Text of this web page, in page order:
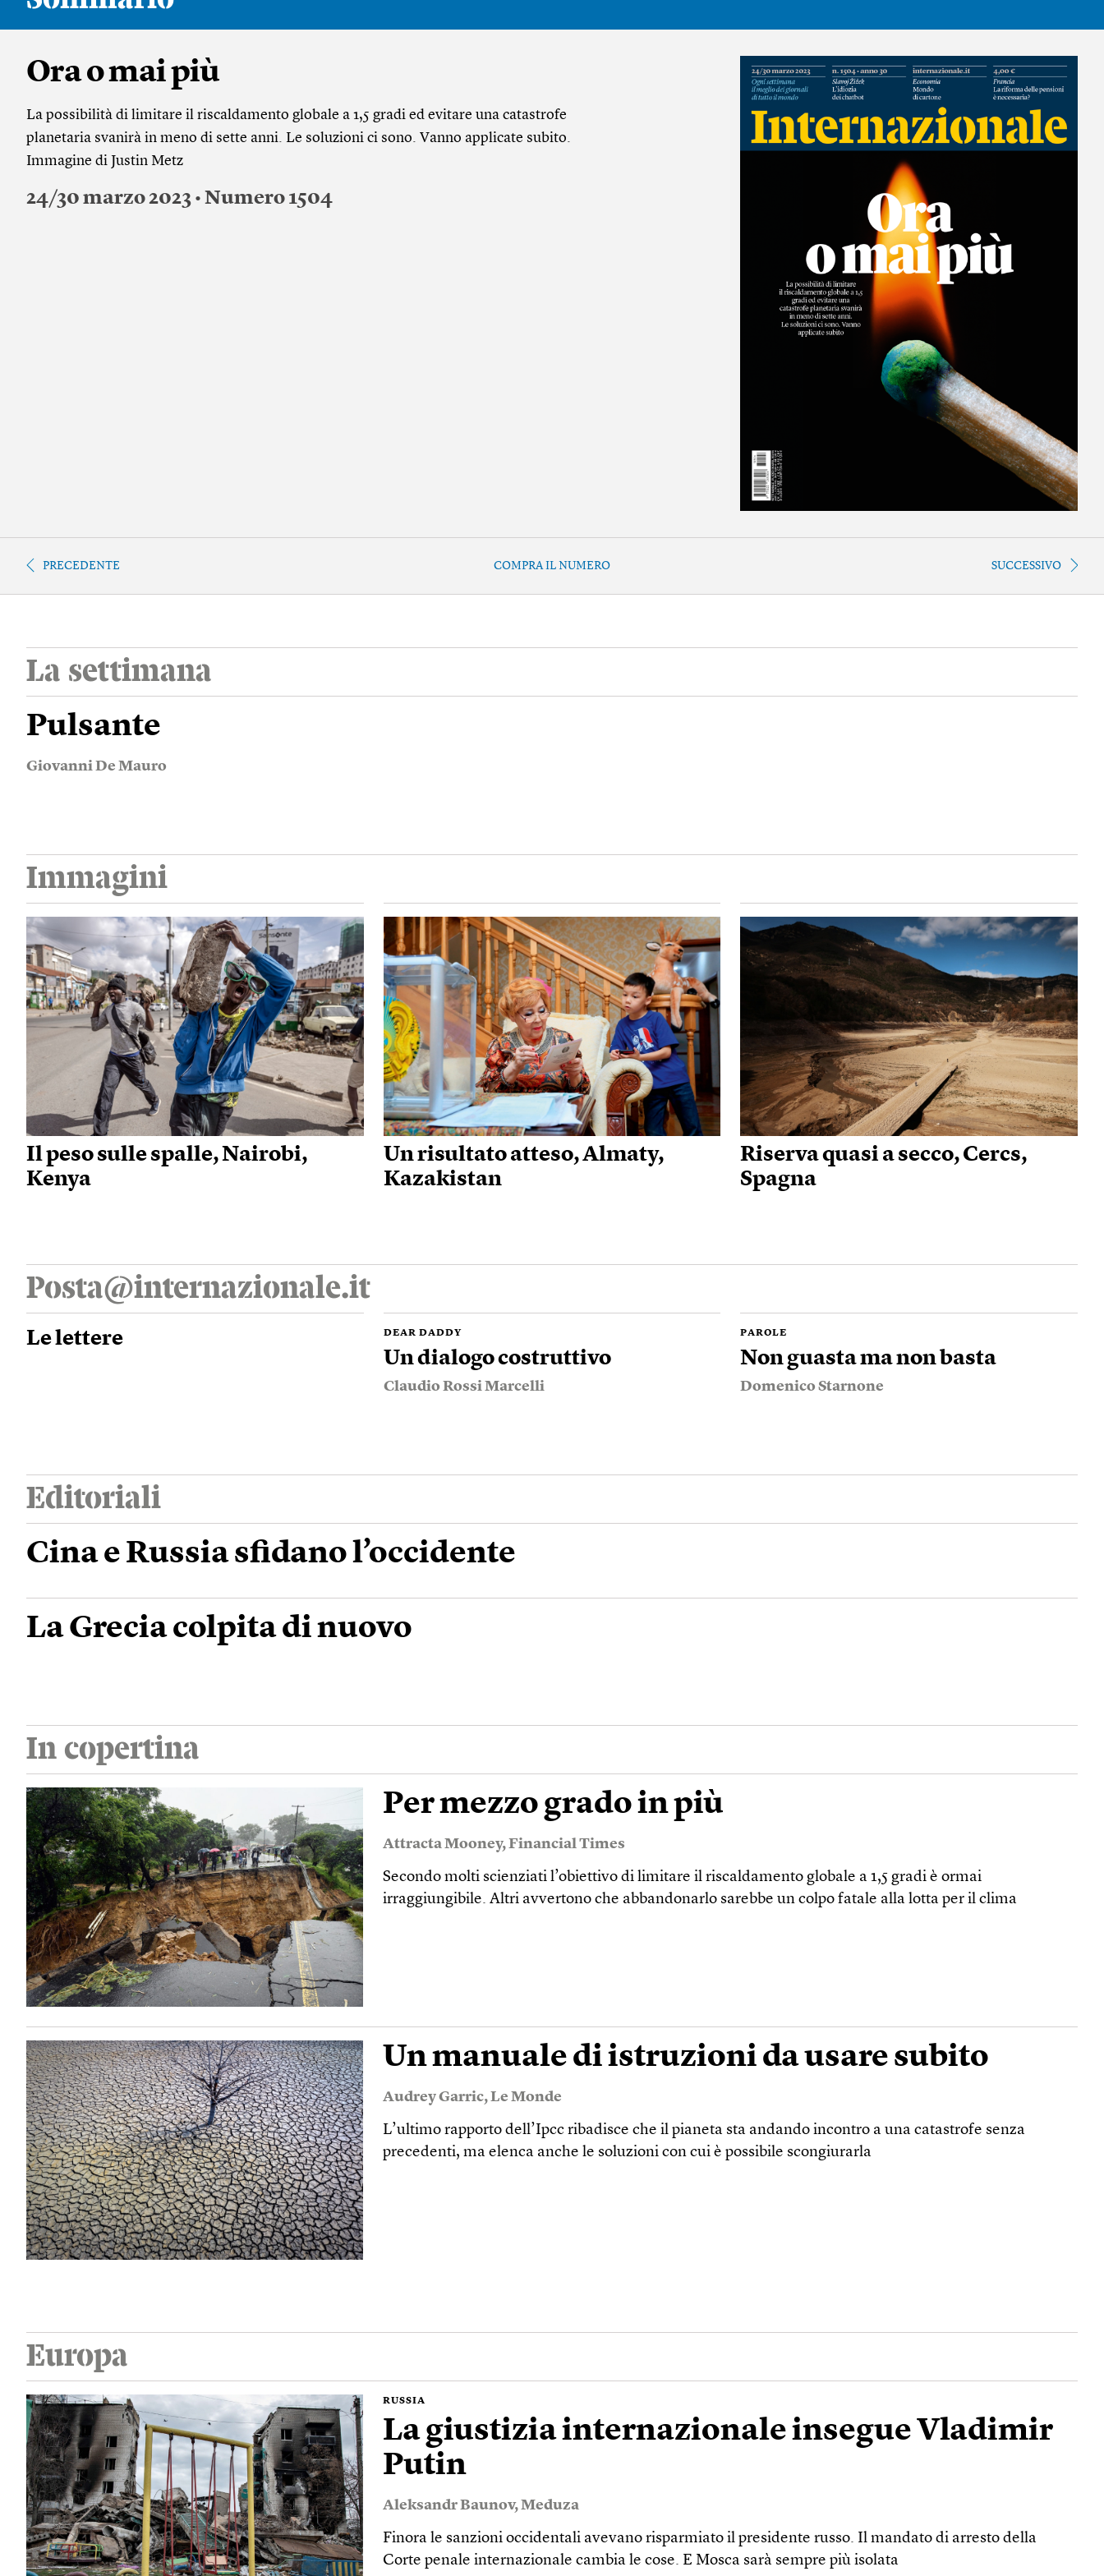
Ora o mai più
La possibilità di limitare il riscaldamento globale a 1,5 gradi ed evitare una catastrofe
planetaria svanirà in meno di sette anni. Le soluzioni ci sono. Vanno applicate subito.
Immagine di Justin Metz
24/30 marzo 2023 • Numero 1504
PRECEDENTE COMPRA IL NUMERO SUCCESSIVO
La settimana
Pulsante
Giovanni De Mauro
Immagini
Il peso sulle spalle, Nairobi,
Kenya
Un risultato atteso, Almaty,
Kazakistan
Riserva quasi a secco, Cercs,
Spagna
Posta@internazionale.it
Le lettere DEAR DADDY
Un dialogo costruttivo
Claudio Rossi Marcelli
PAROLE
Non guasta ma non basta
Domenico Starnone
Editoriali
Cina e Russia sfidano l’occidente
La Grecia colpita di nuovo
In copertina
Per mezzo grado in più
Attracta Mooney,Financial Times
Secondo molti scienziati l’obiettivo di limitare il riscaldamento globale a 1,5 gradi è ormai
irraggiungibile. Altri avvertono che abbandonarlo sarebbe un colpo fatale alla lotta per il clima
Un manuale di istruzioni da usare subito
Audrey Garric,Le Monde
L’ultimo rapporto dell’Ipcc ribadisce che il pianeta sta andando incontro a una catastrofe senza
precedenti, ma elenca anche le soluzioni con cui è possibile scongiurarla
Europa
RUSSIA
La giustizia internazionale insegue Vladimir
Putin
Aleksandr Baunov,Meduza
Finora le sanzioni occidentali avevano risparmiato il presidente russo. Il mandato di arresto della
Corte penale internazionale cambia le cose. E Mosca sarà sempre più isolata